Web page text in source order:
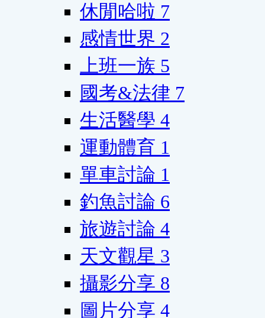
休閒哈啦 7
感情世界 2
上班一族 5
國考&法律 7
生活醫學 4
運動體育 1
單車討論 1
釣魚討論 6
旅遊討論 4
天文觀星 3
攝影分享 8
圖片分享 4